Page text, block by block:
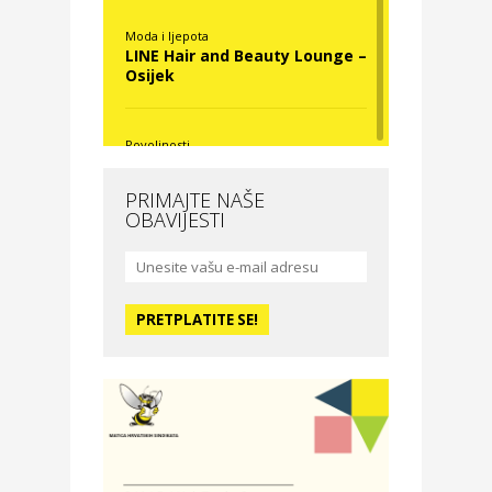
Moda i ljepota
LINE Hair and Beauty Lounge –
Osijek
Povoljnosti
Moda i ljepota
studio – Osijek
Zdravlje i osiguranje
PRIMAJTE NAŠE
OBAVIJESTI